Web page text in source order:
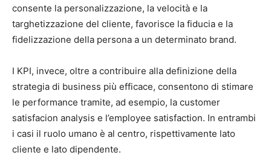
consente la personalizzazione, la velocità e la
targhetizzazione del cliente, favorisce la fiducia e la
fidelizzazione della persona a un determinato brand.
I KPI, invece, oltre a contribuire alla definizione della
strategia di business più efficace, consentono di stimare
le performance tramite, ad esempio, la customer
satisfacion analysis e l’employee satisfaction. In entrambi
i casi il ruolo umano è al centro, rispettivamente lato
cliente e lato dipendente.